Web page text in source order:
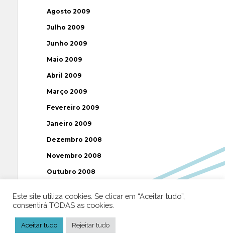
Agosto 2009
Julho 2009
Junho 2009
Maio 2009
Abril 2009
Março 2009
Fevereiro 2009
Janeiro 2009
Dezembro 2008
Novembro 2008
Outubro 2008
Agosto 2008
Julho 2008
Este site utiliza cookies. Se clicar em “Aceitar tudo”,
consentirá TODAS as cookies.
Aceitar tudo Rejeitar tudo